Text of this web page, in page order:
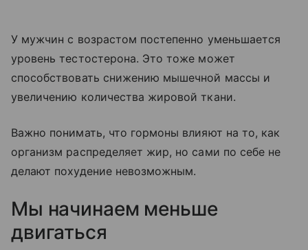
У мужчин с возрастом постепенно уменьшается
уровень тестостерона. Это тоже может
способствовать снижению мышечной массы и
увеличению количества жировой ткани.
Важно понимать, что гормоны влияют на то, как
организм распределяет жир, но сами по себе не
делают похудение невозможным.
Мы начинаем меньше
двигаться